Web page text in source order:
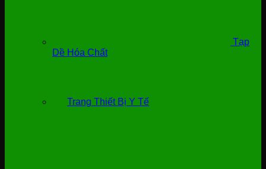
Tạp
Dề Hóa Chất
Trang Thiết Bị Y Tế